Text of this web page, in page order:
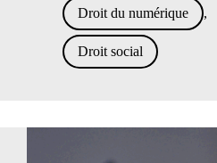
Droit du numérique ,
Droit social